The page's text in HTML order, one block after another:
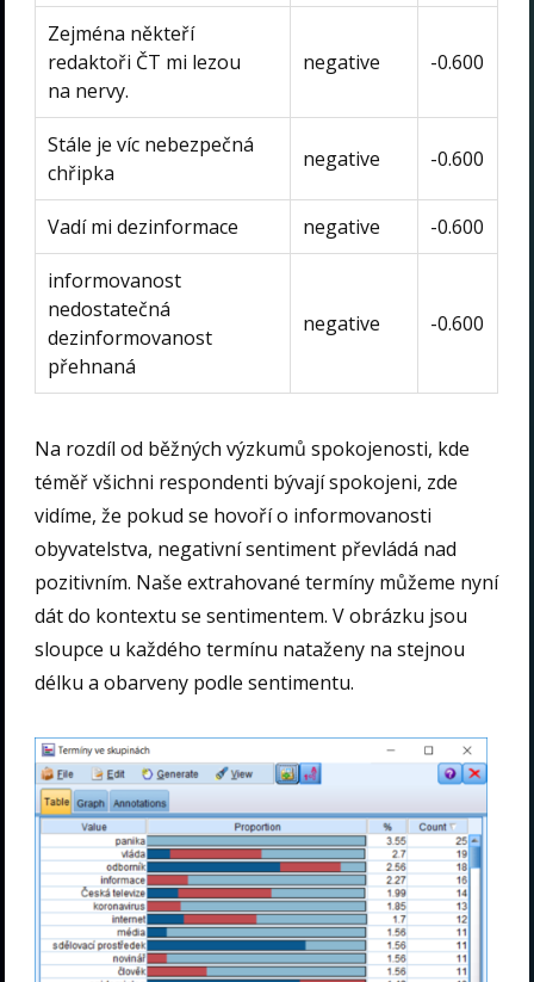
Zejména někteří
redaktoři ČT mi lezou
na nervy.
negative -0.600
Stále je víc nebezpečná
chřipka
negative -0.600
Vadí mi dezinformace negative -0.600
informovanost
nedostatečná
dezinformovanost
přehnaná
negative -0.600
Na rozdíl od běžných výzkumů spokojenosti, kde
téměř všichni respondenti bývají spokojeni, zde
vidíme, že pokud se hovoří o informovanosti
obyvatelstva, negativní sentiment převládá nad
pozitivním. Naše extrahované termíny můžeme nyní
dát do kontextu se sentimentem. V obrázku jsou
sloupce u každého termínu nataženy na stejnou
délku a obarveny podle sentimentu.